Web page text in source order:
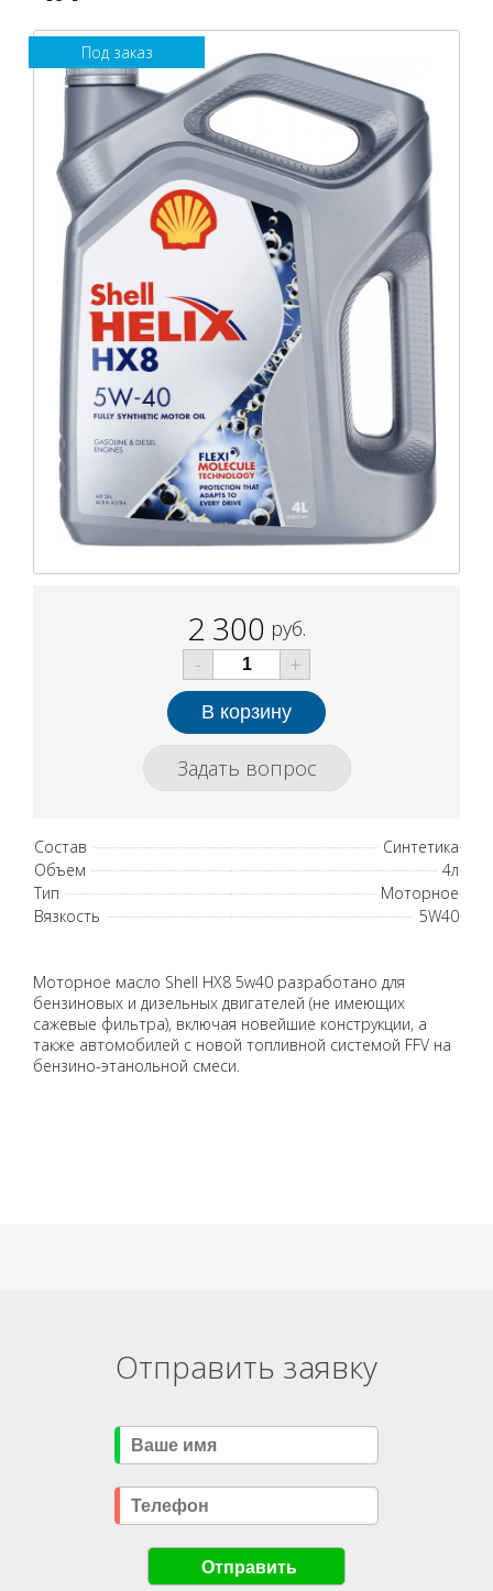
Под заказ
2 300 руб.
-
+
Задать вопрос
Состав
Синтетика
Объем
4л
Тип
Моторное
Вязкость
5W40
Моторное масло Shell HX8 5w40 разработано для
бензиновых и дизельных двигателей (не имеющих
сажевые фильтра), включая новейшие конструкции, а
также автомобилей с новой топливной системой FFV на
бензино-этанольной смеси.
Отправить заявку